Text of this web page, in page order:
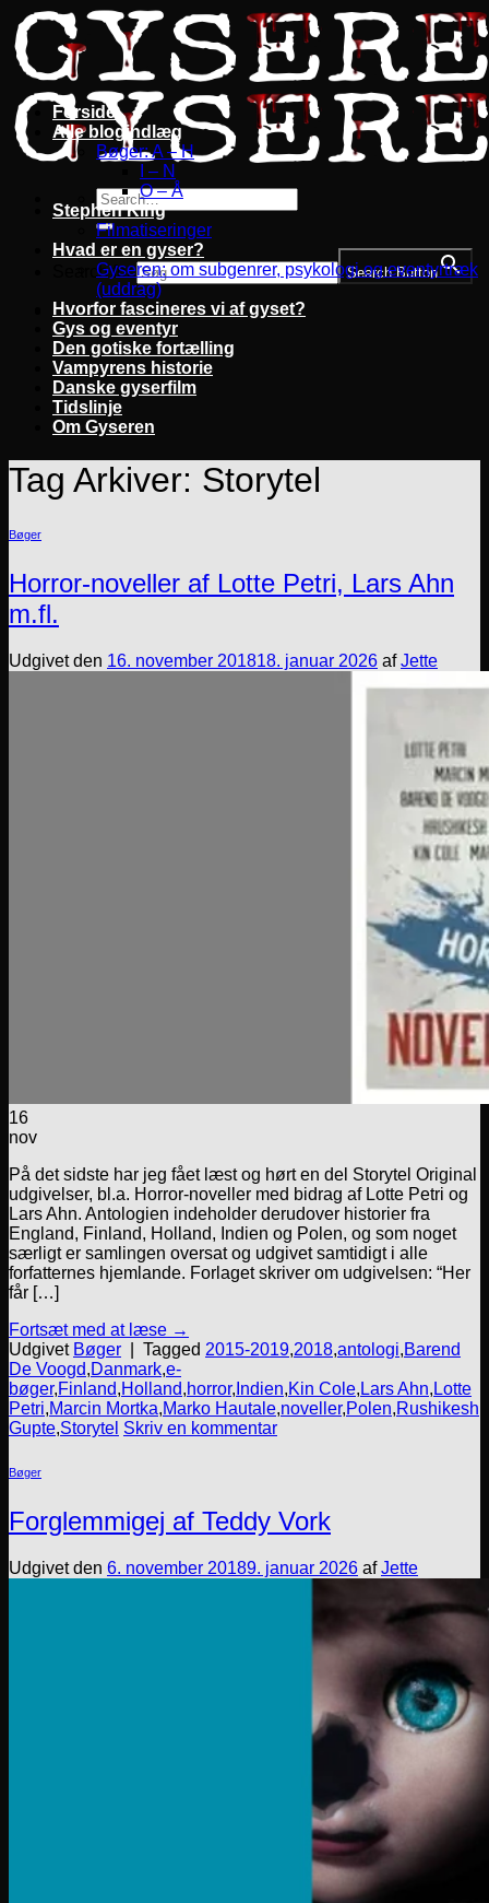
Fortsæt
til
indhold
Search for: Search Button
Forside
Alle blogindlæg
Bøger: A – H
I – N
O – Å
Stephen King
Filmatiseringer
Hvad er en gyser?
Gyseren: om subgenrer, psykologi og eventyrtræk
(uddrag)
Hvorfor fascineres vi af gyset?
Gys og eventyr
Den gotiske fortælling
Vampyrens historie
Danske gyserfilm
Tidslinje
Om Gyseren
Tag Arkiver: Storytel
Bøger
Horror-noveller af Lotte Petri, Lars Ahn
m.fl.
Udgivet den 16. november 201818. januar 2026 afJette
16
nov
På det sidste har jeg fået læst og hørt en del Storytel Original
udgivelser, bl.a. Horror-noveller med bidrag af Lotte Petri og
Lars Ahn. Antologien indeholder derudover historier fra
England, Finland, Holland, Indien og Polen, og som noget
særligt er samlingen oversat og udgivet samtidigt i alle
forfatternes hjemlande. Forlaget skriver om udgivelsen: “Her
får […]
Fortsæt med at læse →
Udgivet Bøger Tagged 2015-2019,2018,antologi,Barend
De Voogd,Danmark,e-
bøger,Finland,Holland,horror, Indien,Kin Cole, Lars Ahn, Lotte
Petri,Marcin Mortka,Marko Hautale,noveller,Polen,Rushikesh
Gupte,Storytel Skriv en kommentar
Bøger
Forglemmigej af Teddy Vork
Udgivet den 6. november 20189. januar 2026 afJette